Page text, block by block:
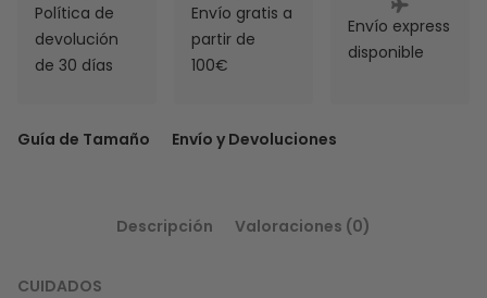
Política de
devolución
de 30 días
Envío gratis a
partir de
100€
Envío express
disponible
Guía de Tamaño Envío y Devoluciones
Descripción Valoraciones (0)
CUIDADOS